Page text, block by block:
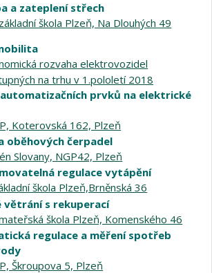
a zateplení střech
škola Plzeň, Na Dlouhých 49
rozvaha elektrovozidel
na trhu v 1.pololetí 2018
automatizačních prvků na elektrické
Koterovská 162, Plzeň
oběhových čerpadel
Slovany, NGP42, Plzeň
regulace vytápění
škola Plzeň,Brněnská 36
větrání s rekuperací
škola Plzeň, Komenského 46
regulace a měření spotřeb
Škroupova 5, Plzeň